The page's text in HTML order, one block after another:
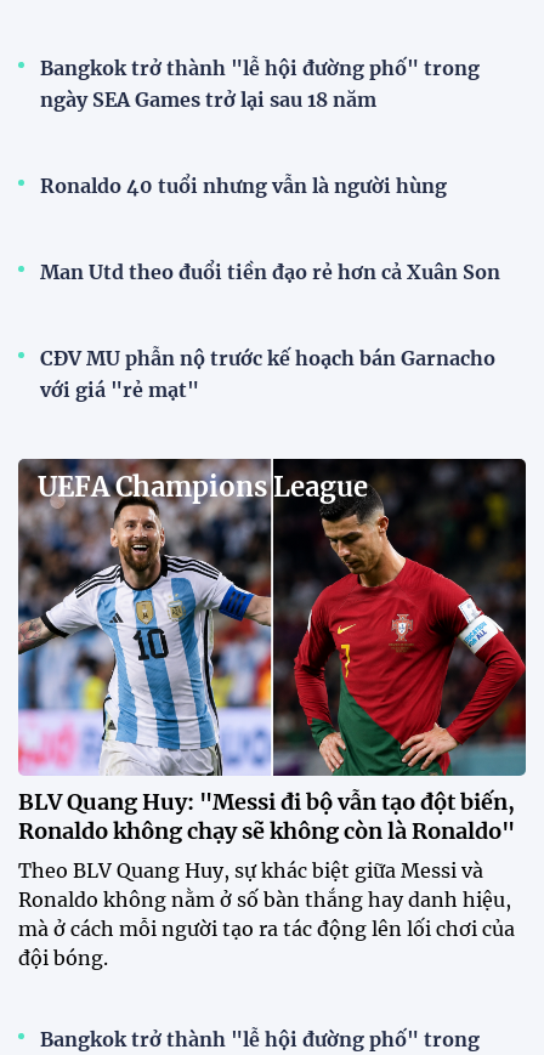
Bangkok trở thành "lễ hội đường phố" trong
ngày SEA Games trở lại sau 18 năm
Ronaldo 40 tuổi nhưng vẫn là người hùng
Man Utd theo đuổi tiền đạo rẻ hơn cả Xuân Son
CĐV MU phẫn nộ trước kế hoạch bán Garnacho
với giá "rẻ mạt"
UEFA Champions League
BLV Quang Huy: "Messi đi bộ vẫn tạo đột biến,
Ronaldo không chạy sẽ không còn là Ronaldo"
Theo BLV Quang Huy, sự khác biệt giữa Messi và
Ronaldo không nằm ở số bàn thắng hay danh hiệu,
mà ở cách mỗi người tạo ra tác động lên lối chơi của
đội bóng.
Bangkok trở thành "lễ hội đường phố" trong